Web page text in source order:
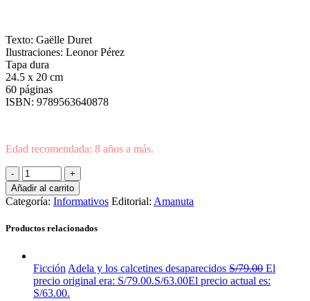
Texto: Gaëlle Duret
Ilustraciones: Leonor Pérez
Tapa dura
24.5 x 20 cm
60 páginas
ISBN: 9789563640878
Edad recomendada: 8 años a más.
Añadir al carrito
Categoría: Informativos Editorial: Amanuta
Productos relacionados
Ficción Adela y los calcetines desaparecidos S/79.00 El
precio original era: S/79.00.S/63.00El precio actual es:
S/63.00.